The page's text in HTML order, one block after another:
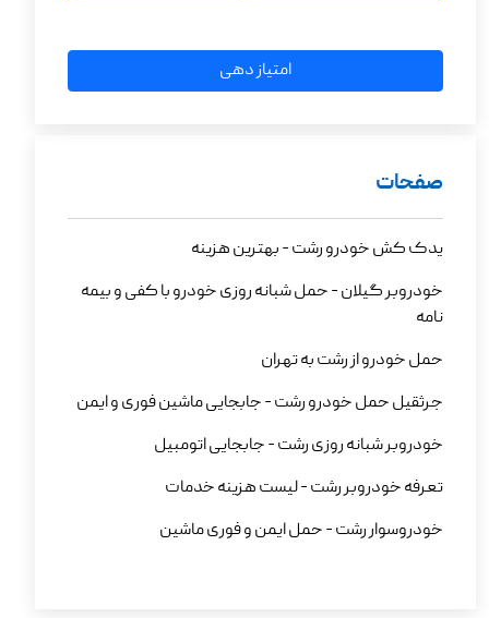
امتیاز دهی
صفحات
یدک کش خودرو رشت - بهترین هزینه
خودروبر گیلان - حمل شبانه روزی خودرو با کفی و بیمه
نامه
حمل خودرو از رشت به تهران
جرثقیل حمل خودرو رشت - جابجایی ماشین فوری و ایمن
خودروبر شبانه روزی رشت - جابجایی اتومبیل
تعرفه خودروبر رشت - لیست هزینه خدمات
خودروسوار رشت - حمل ایمن و فوری ماشین